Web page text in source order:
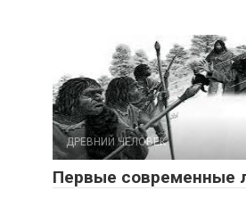
ДРЕВНИЙ ЧЕЛОВЕК
Первые современные